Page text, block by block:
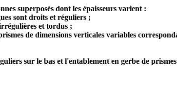
superposés dont les épaisseurs varient :
sont droits et réguliers ;
et tordus ;
de dimensions verticales variables
sur le bas et l'entablement en gerbe de